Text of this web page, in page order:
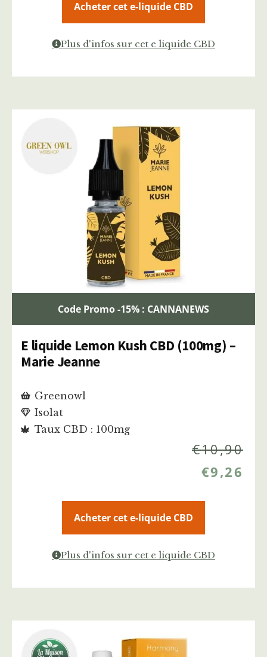
Acheter cet e-liquide CBD
Plus d'infos sur cet e liquide CBD
Code Promo -15% : CANNANEWS
E liquide Lemon Kush CBD (100mg) –
Marie Jeanne
Greenowl
Isolat
Taux CBD : 100mg
€10,90
€9,26
Acheter cet e-liquide CBD
Plus d'infos sur cet e liquide CBD